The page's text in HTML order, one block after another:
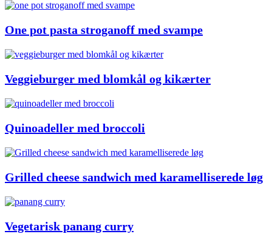
One pot pasta stroganoff med svampe
Veggieburger med blomkål og kikærter
Quinoadeller med broccoli
Grilled cheese sandwich med karamelliserede løg
Vegetarisk panang curry